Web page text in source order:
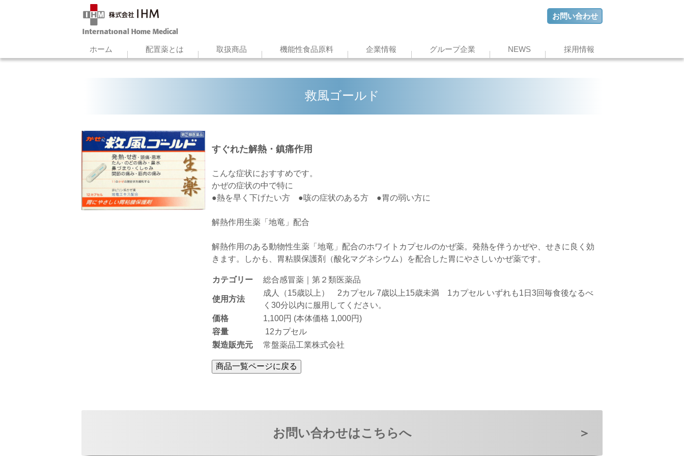
お問い合わせ
ホーム 配置薬とは 取扱商品 機能性食品原料 企業情報 グループ企業 NEWS 採用情報
救風ゴールド
すぐれた解熱・鎮痛作用
こんな症状におすすめです。
かぜの症状の中で特に
●熱を早く下げたい方 ●咳の症状のある方 ●胃の弱い方に
解熱作用生薬「地竜」配合
解熱作用のある動物性生薬「地竜」配合のホワイトカプセルのかぜ薬。発熱を伴うかぜや、せきに良く効
きます。しかも、胃粘膜保護剤（酸化マグネシウム）を配合した胃にやさしいかぜ薬です。
カテゴリー 総合感冒薬｜第２類医薬品
使用方法
成人（15歳以上） 2カプセル 7歳以上15歳未満 1カプセル いずれも1日3回毎食後なるべ
く30分以内に服用してください。
価格
1,100円 (本体価格 1,000円)
容量
12カプセル
製造販売元
常盤薬品工業株式会社
お問い合わせはこちらへ ＞